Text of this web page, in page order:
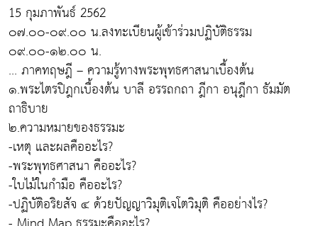
15 กุมภาพันธ์ 2562
๐๗.๐๐-๐๙.๐๐ น.ลงทะเบียนผู้เข้าร่วมปฏิบัติธรรม
๐๙.๐๐-๑๒.๐๐ น.
... ภาคทฤษฎี – ความรู้ทางพระพุทธศาสนาเบื้องต้น
๑.พระไตรปิฎกเบื้องต้น บาลี อรรถกถา ฎีกา อนุฎีกา ธัมมัต
ถาธิบาย
๒.ความหมายของธรรมะ
-เหตุ และผลคืออะไร?
-พระพุทธศาสนา คืออะไร?
-ใบไม้ในกำมือ คืออะไร?
-ปฏิบัติอริยสัจ ๔ ด้วยปัญญาวิมุติเจโตวิมุติ คืออย่างไร?